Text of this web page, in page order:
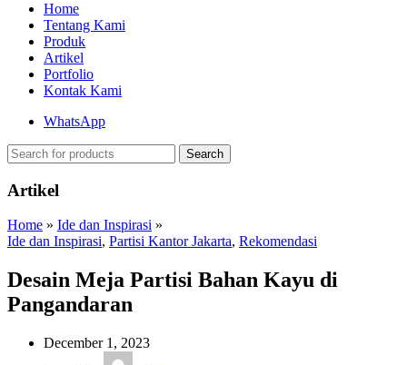
Home
Tentang Kami
Produk
Artikel
Portfolio
Kontak Kami
WhatsApp
Search
Artikel
Home » Ide dan Inspirasi »
Ide dan Inspirasi, Partisi Kantor Jakarta, Rekomendasi
Desain Meja Partisi Bahan Kayu di
Pangandaran
December 1, 2023